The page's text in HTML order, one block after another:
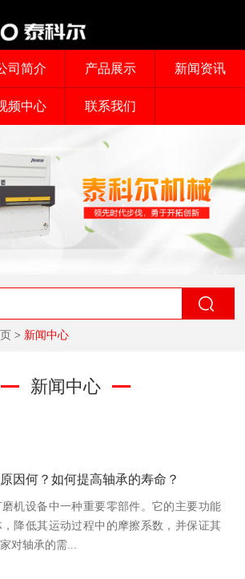
司简介 产品展示 新闻资讯
频中心 联系我们
> 新闻中心
新闻中心
因何？如何提高轴承的寿命？
机设备中一种重要零部件。它的主要功能
降低其运动过程中的摩擦系数，并保证其
对轴承的需...